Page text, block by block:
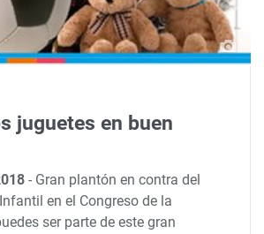
juguetes en buen
- Gran plantón en contra del
en el Congreso de la
ser parte de este gran